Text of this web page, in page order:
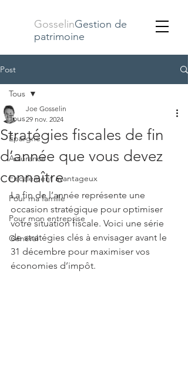
GosselinGestion de
patrimoine
Post
Tous
Épargne
Assurance
Fiscalement avantageux
Pour ma famille
Pour mon entreprise
Général
Tous
Stratégies fiscales de fin
d’année que vous devez
connaître
Joe Gosselin
29 nov. 2024
La fin de l’année représente une
occasion stratégique pour optimiser
votre situation fiscale. Voici une série
de stratégies clés à envisager avant le
31 décembre pour maximiser vos
économies d’impôt.